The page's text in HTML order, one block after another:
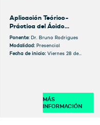
Aplicación Teórico-
Práctica del Ácido
Hialurónico en
Odontología. Curso
Presencial (Badajoz)
Ponente: Dr. Bruno Rodrigues
Modalidad: Presencial
Fecha de inicio: Viernes 28 de
MÁS
INFORMACIÓN